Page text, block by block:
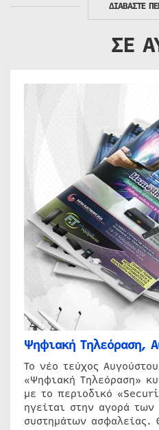
ΔΙΑΒΑΣΤΕ
ΣΕ
Ψηφιακή Τηλεόραση,
Το νέο τεύχος
«Ψηφιακή Τηλεόραση»
με το περιοδικό
ηγείται στην αγορά των
συστημάτων ασφαλείας.